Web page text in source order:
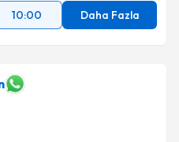
10:00 Daha Fazla